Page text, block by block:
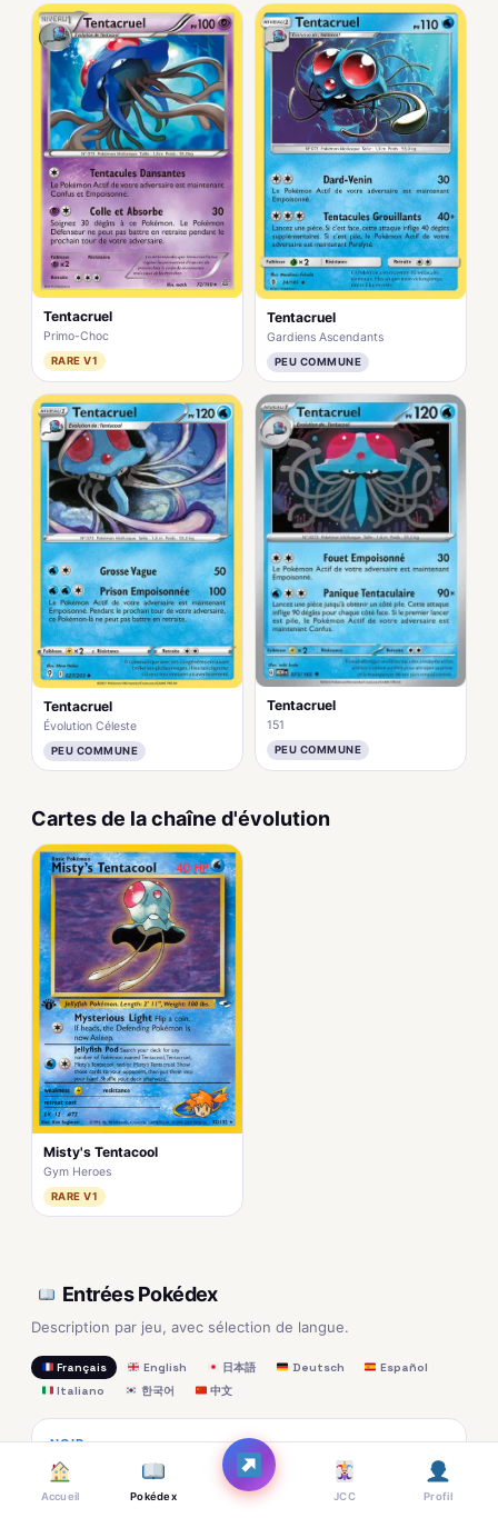
Tentacruel
Primo-Choc
RARE V1
Tentacruel
Gardiens Ascendants
PEU COMMUNE
Tentacruel
Évolution Céleste
PEU COMMUNE
Tentacruel
151
PEU COMMUNE
Cartes de la chaîne d'évolution
Misty's Tentacool
Gym Heroes
RARE V1
Entrées Pokédex
Description par jeu, avec sélection de langue.
Français English 日本語 Deutsch
Español
Italiano
한국어 中文
NOIR
« Ses 80 tentacules lui permettent d’emprisonner ses
adversaires dans un redoutable filet venimeux. »
Accueil Pokédex JCC Profil